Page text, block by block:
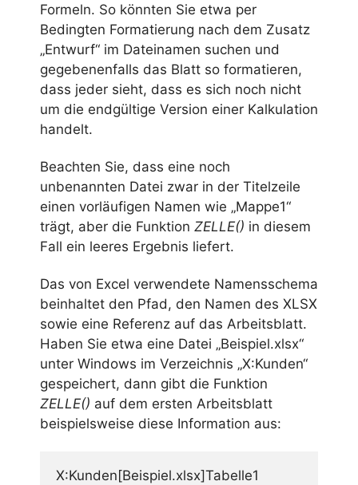
Formeln. So könnten Sie etwa per
Bedingten Formatierung nach dem Zusatz
„Entwurf“ im Dateinamen suchen und
gegebenenfalls das Blatt so formatieren,
dass jeder sieht, dass es sich noch nicht
um die endgültige Version einer Kalkulation
handelt.
Beachten Sie, dass eine noch
unbenannten Datei zwar in der Titelzeile
einen vorläufigen Namen wie „Mappe1“
trägt, aber die Funktion ZELLE() in diesem
Fall ein leeres Ergebnis liefert.
Das von Excel verwendete Namensschema
beinhaltet den Pfad, den Namen des XLSX
sowie eine Referenz auf das Arbeitsblatt.
Haben Sie etwa eine Datei „Beispiel.xlsx“
unter Windows im Verzeichnis „X:Kunden“
gespeichert, dann gibt die Funktion
ZELLE() auf dem ersten Arbeitsblatt
beispielsweise diese Information aus:
X:Kunden[Beispiel.xlsx]Tabelle1